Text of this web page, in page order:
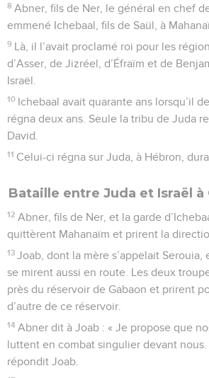
8 Abner, fils de Ner, le général en chef
emmené Ichebaal, fils de Saül, à
9 Là, il l’avait proclamé roi pour les
d’Asser, de Jizréel, d’Éfraïm et de
Israël.
10 Ichebaal avait quarante ans lorsqu’il
régna deux ans. Seule la tribu de Juda
David.
11 Celui-ci régna sur Juda, à Hébron,
Bataille entre Juda et Israël à
12 Abner, fils de Ner, et la garde
quittèrent Mahanaïm et prirent la
13 Joab, dont la mère s’appelait Serouia,
se mirent aussi en route. Les deux
près du réservoir de Gabaon et prirent
d’autre de ce réservoir.
14 Abner dit à Joab : « Je propose que
luttent en combat singulier devant nous.
répondit Joab.